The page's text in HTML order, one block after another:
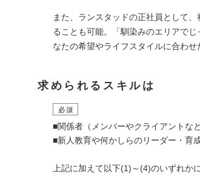
また、ランスタッドの正社員として
ることも可能。「馴染みのエリアで
なたの希望やライフスタイルに合わせ
求められるスキルは
必須
■関係者（メンバーやクライアントな
■新人教育や何かしらのリーダー・育
上記に加えて以下(1)～(4)のいずれか